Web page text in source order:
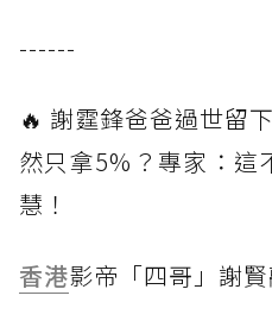
------
🔥 謝霆鋒爸爸過世留
然只拿5%？專家：這
慧！
香港影帝「四哥」謝